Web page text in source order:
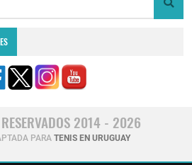
2014 - 2026
PARA TENIS EN URUGUAY